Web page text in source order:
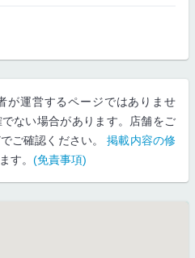
が運営するページではありませ
ない場合があります。店舗をご
ご確認ください。掲載内容の修
す。 (免責事項)